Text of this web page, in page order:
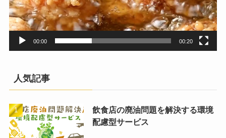
00:00 00:20
人気記事
飲食店の廃油問題を解決する環境
配慮型サービス